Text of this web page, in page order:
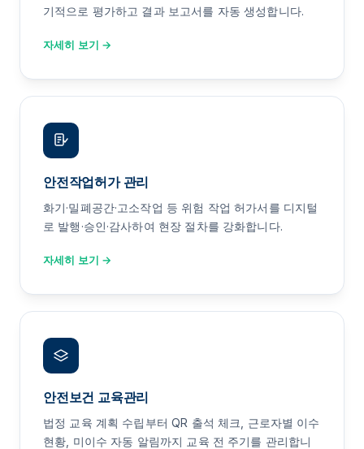
기적으로 평가하고 결과 보고서를 자동 생성합니다.
자세히 보기 →
안전작업허가 관리
화기·밀폐공간·고소작업 등 위험 작업 허가서를 디지털
로 발행·승인·감사하여 현장 절차를 강화합니다.
자세히 보기 →
안전보건 교육관리
법정 교육 계획 수립부터 QR 출석 체크, 근로자별 이수
현황, 미이수 자동 알림까지 교육 전 주기를 관리합니